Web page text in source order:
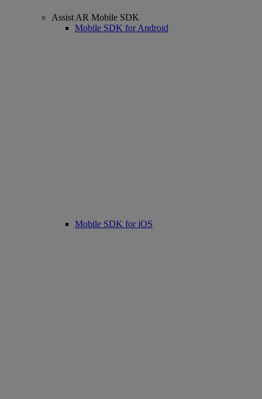
Assist AR Mobile SDK
Mobile SDK for Android
Mobile SDK for iOS